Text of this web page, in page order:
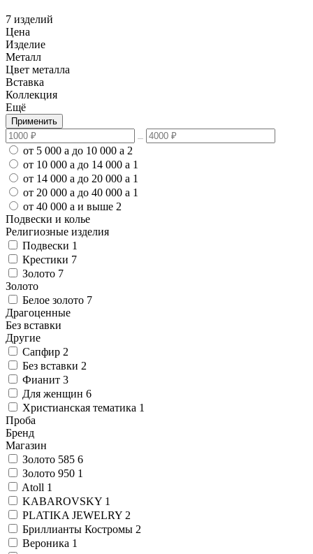
7 изделий
Цена
Изделие
Металл
Цвет металла
Вставка
Коллекция
Ещё
Применить
от 5 000 a до 10 000 a 2
от 10 000 a до 14 000 a 1
от 14 000 a до 20 000 a 1
от 20 000 a до 40 000 a 1
от 40 000 a и выше 2
Подвески и колье
Религиозные изделия
Подвески 1
Крестики 7
Золото 7
Золото
Белое золото 7
Драгоценные
Без вставки
Другие
Сапфир 2
Без вставки 2
Фианит 3
Для женщин 6
Христианская тематика 1
Проба
Бренд
Магазин
Золото 585 6
Золото 950 1
Atoll 1
KABAROVSKY 1
PLATIKA JEWELRY 2
Бриллианты Костромы 2
Вероника 1